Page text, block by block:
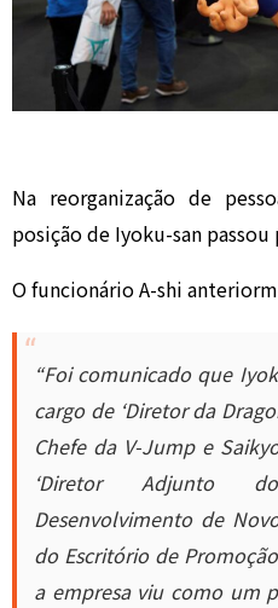
Na reorganização de
posição de Iyoku-san
O funcionário A-shi
“Foi comunicado que
cargo de ‘Diretor da
Chefe da V-Jump e
‘Diretor Adjunto
Desenvolvimento de
do Escritório de
a empresa viu como um